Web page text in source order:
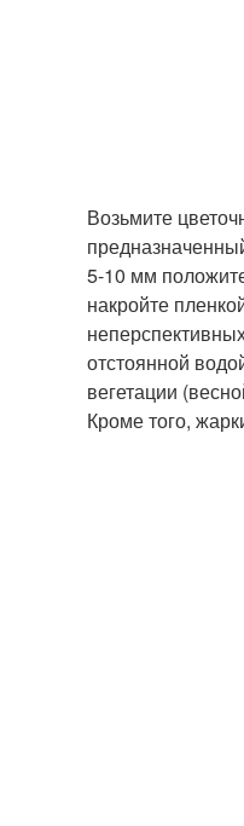
Возьмите
5-10 мм
накройте
отстоянной
вегетации
Кроме того,